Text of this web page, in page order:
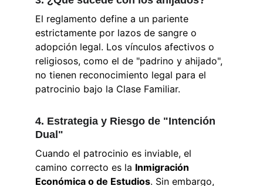
El reglamento define a un pariente
estrictamente por lazos de sangre o
adopción legal. Los vínculos afectivos o
religiosos, como el de "padrino y ahijado",
no tienen reconocimiento legal para el
patrocinio bajo la Clase Familiar.
4. Estrategia y Riesgo de "Intención
Dual"
Cuando el patrocinio es inviable, el
camino correcto es la Inmigración
Económica o de Estudios. Sin embargo,